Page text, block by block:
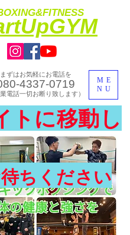
ME
NU
まずはお気軽にお電話を
4337-0719
業電話一切お断り致します）
験入会実施中
トに移動し
ちください